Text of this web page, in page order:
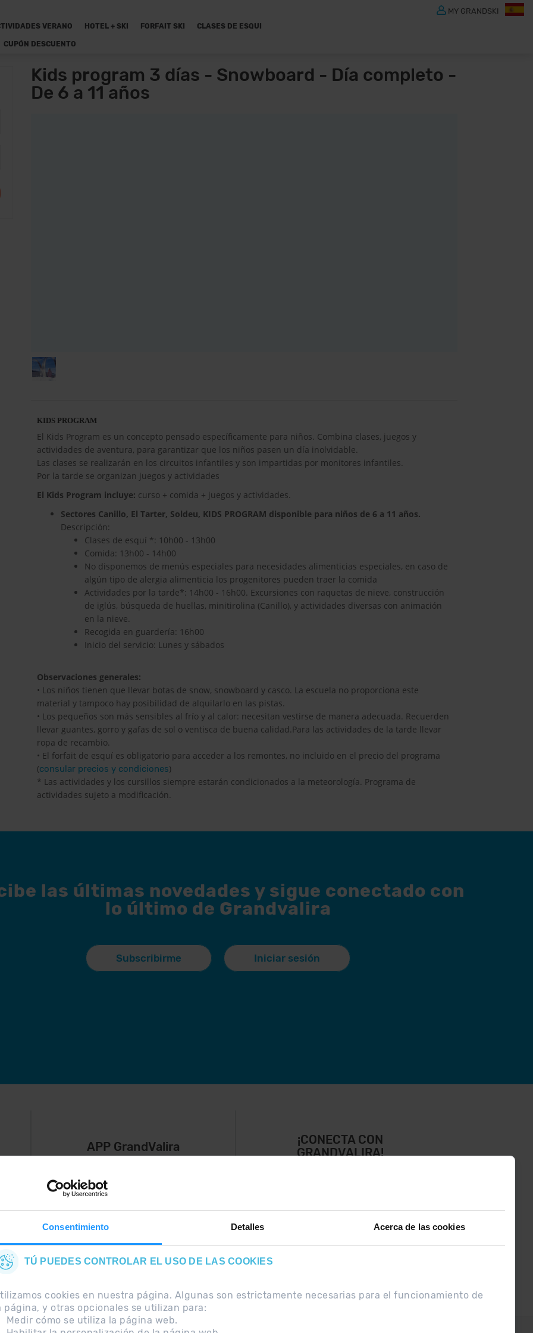
Consentimiento Detalles Acerca de las cookies
TÚ PUEDES CONTROLAR EL USO DE LAS COOKIES
cookies en nuestra página. Algunas son estrictamente necesarias para el funcionamiento de
página, y otras opcionales se utilizan para:
Medir cómo se utiliza la página web.
VERANO HOTEL + SKI FORFAIT SKI CLASES DE ESQUI
CUPÓN DESCUENTO
MY GRANDSKI
Kids program 3 días - Snowboard - Día completo -
De 6 a 11 años
KIDS PROGRAM
El Kids Program es un concepto pensado específicamente para niños. Combina clases, juegos y
actividades de aventura, para garantizar que los niños pasen un día inolvidable.
Las clases se realizarán en los circuitos infantiles y son impartidas por monitores infantiles.
Por la tarde se organizan juegos y actividades
El Kids Program incluye: curso + comida + juegos y actividades.
Sectores Canillo, El Tarter, Soldeu, KIDS PROGRAM disponible para niños de 6 a 11 años.
Descripción:
Clases de esquí *: 10h00 - 13h00
Comida: 13h00 - 14h00
No disponemos de menús especiales para necesidades alimenticias especiales, en caso de
algún tipo de alergia alimenticia los progenitores pueden traer la comida
Actividades por la tarde*: 14h00 - 16h00. Excursiones con raquetas de nieve, construcción
de iglús, búsqueda de huellas, minitirolina (Canillo), y actividades diversas con animación
en la nieve.
Recogida en guardería: 16h00
Inicio del servicio: Lunes y sábados
Observaciones generales:
• Los niños tienen que llevar botas de snow, snowboard y casco. La escuela no proporciona este
material y tampoco hay posibilidad de alquilarlo en las pistas.
• Los pequeños son más sensibles al frío y al calor: necesitan vestirse de manera adecuada. Recuerden
llevar guantes, gorro y gafas de sol o ventisca de buena calidad.Para las actividades de la tarde llevar
ropa de recambio.
• El forfait de esquí es obligatorio para acceder a los remontes, no incluido en el precio del programa
(consular precios y condiciones)
* Las actividades y los cursillos siempre estarán condicionados a la meteorología. Programa de
actividades sujeto a modificación.
las últimas novedades y sigue conectado con
lo último de Grandvalira
Subscribirme Iniciar sesión
APP GrandValira
importante en
¡CONECTA CON
GRANDVALIRA!